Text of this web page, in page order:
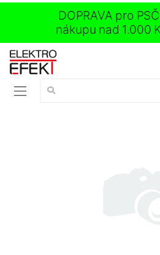
DOPRAVA pro
nákupu nad 1.000
Vyhledávání: